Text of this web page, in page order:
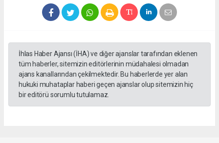
İhlas Haber Ajansı (İHA) ve diğer ajanslar tarafından eklenen
tüm haberler, sitemizin editörlerinin müdahalesi olmadan
ajans kanallarından çekilmektedir. Bu haberlerde yer alan
hukuki muhataplar haberi geçen ajanslar olup sitemizin hiç
bir editörü sorumlu tutulamaz.